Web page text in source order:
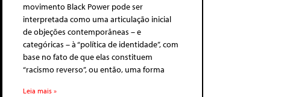
movimento Black Power pode ser
interpretada como uma articulação inicial
de objeções contemporâneas – e
categóricas – à “política de identidade”, com
base no fato de que elas constituem
“racismo reverso”, ou então, uma forma
Leia mais »